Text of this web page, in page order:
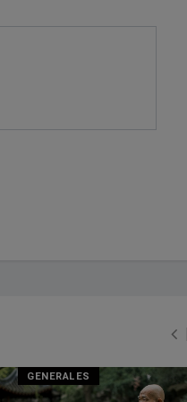
GENERALES